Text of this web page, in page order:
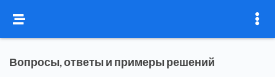
Вопросы, ответы и примеры решений